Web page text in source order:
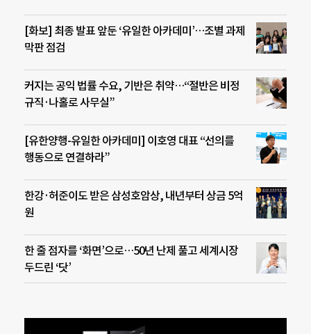
[화보] 최종 발표 앞둔 ‘유일한 아카데미’…조별 과제
막판 점검
커지는 공익 법률 수요, 기반은 취약…“절반은 비정
규직·나홀로 사무실”
[유한양행-유일한 아카데미] 이호영 대표 “선의를
행동으로 연결하라”
한강·허준이도 받은 삼성호암상, 내년부터 상금 5억
원
한 줄 점자를 ‘화면’으로…50년 난제 풀고 세계시장
두드린 ‘닷’